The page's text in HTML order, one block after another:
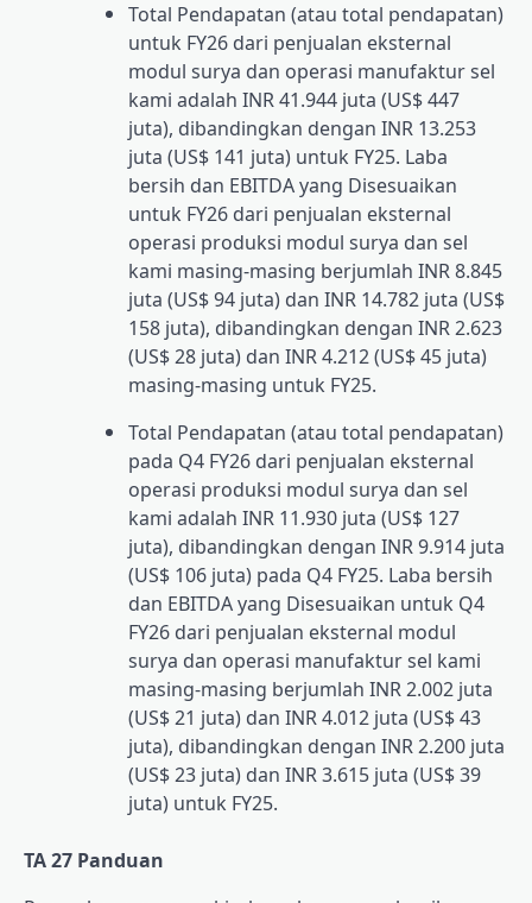
Total Pendapatan (atau total pendapatan)
untuk FY26 dari penjualan eksternal
modul surya dan operasi manufaktur sel
kami adalah INR 41.944 juta (US$ 447
juta), dibandingkan dengan INR 13.253
juta (US$ 141 juta) untuk FY25. Laba
bersih dan EBITDA yang Disesuaikan
untuk FY26 dari penjualan eksternal
operasi produksi modul surya dan sel
kami masing-masing berjumlah INR 8.845
juta (US$ 94 juta) dan INR 14.782 juta (US$
158 juta), dibandingkan dengan INR 2.623
(US$ 28 juta) dan INR 4.212 (US$ 45 juta)
masing-masing untuk FY25.
Total Pendapatan (atau total pendapatan)
pada Q4 FY26 dari penjualan eksternal
operasi produksi modul surya dan sel
kami adalah INR 11.930 juta (US$ 127
juta), dibandingkan dengan INR 9.914 juta
(US$ 106 juta) pada Q4 FY25. Laba bersih
dan EBITDA yang Disesuaikan untuk Q4
FY26 dari penjualan eksternal modul
surya dan operasi manufaktur sel kami
masing-masing berjumlah INR 2.002 juta
(US$ 21 juta) dan INR 4.012 juta (US$ 43
juta), dibandingkan dengan INR 2.200 juta
(US$ 23 juta) dan INR 3.615 juta (US$ 39
juta) untuk FY25.
TA 27 Panduan